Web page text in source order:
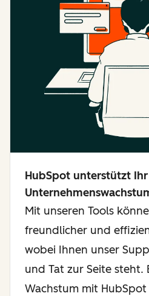
HubSpot unterstützt Ihr
Mit unseren Tools
freundlicher und
wobei Ihnen unser
und Tat zur Seite steht.
Wachstum mit HubSpot